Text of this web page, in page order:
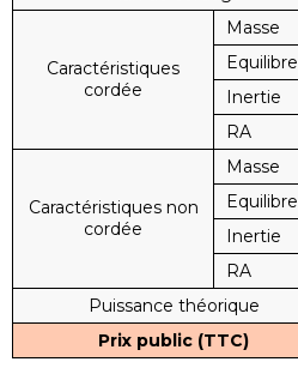
Caractéristiques
cordée
Masse
Equilibre
Inertie
RA
Caractéristiques non
cordée
Masse
Equilibre
Inertie
RA
Puissance théorique
Prix public (TTC)